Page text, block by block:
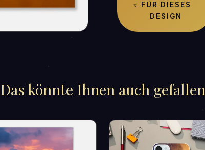
FÜR DIESES
DESIGN
Das könnte Ihnen auch gefallen